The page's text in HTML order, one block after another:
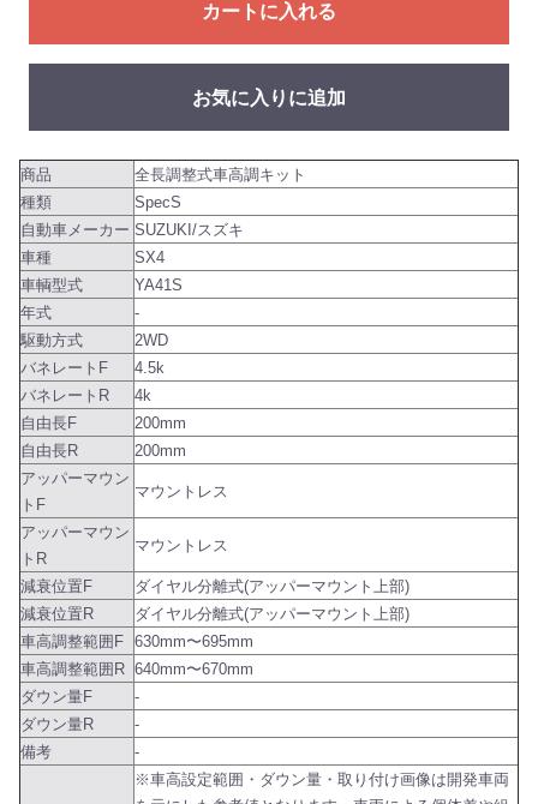
カートに入れる
お気に入りに追加
商品
全長調整式車高調キット
種類
SpecS
自動車メーカー SUZUKI/スズキ
車種
SX4
車輌型式
YA41S
年式
-
駆動方式
2WD
バネレートF
4.5k
バネレートR
4k
自由長F
200mm
自由長R
200mm
アッパーマウン
トF
マウントレス
アッパーマウン
トR
マウントレス
減衰位置F
ダイヤル分離式(アッパーマウント上部)
減衰位置R
ダイヤル分離式(アッパーマウント上部)
車高調整範囲F 630mm〜695mm
車高調整範囲R 640mm〜670mm
ダウン量F
-
ダウン量R
-
備考
-
※車高設定範囲・ダウン量・取り付け画像は開発車両